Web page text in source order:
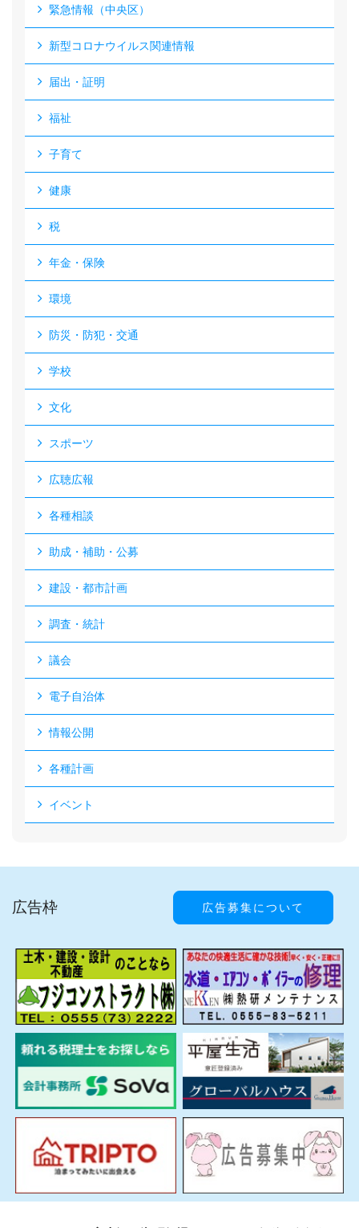
緊急情報（中央区）
新型コロナウイルス関連情報
届出・証明
福祉
子育て
健康
税
年金・保険
環境
防災・防犯・交通
学校
文化
スポーツ
広聴広報
各種相談
助成・補助・公募
建設・都市計画
調査・統計
議会
電子自治体
情報公開
各種計画
イベント
広告枠 広告募集について